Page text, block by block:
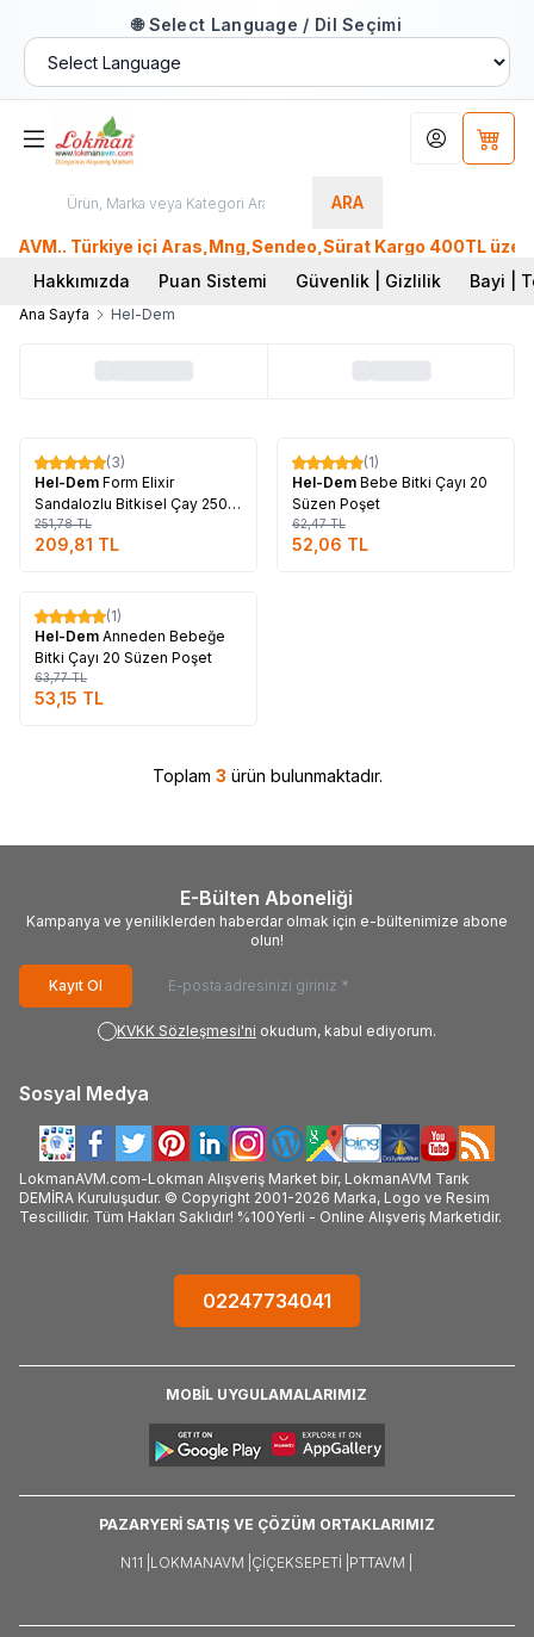
🌐 Select Language / Dil Seçimi
ARA
Hesabım
Türkiye içi Aras,Mng,Sendeo,Sürat Kargo 400TL üzeri,
Hakkımızda
Puan Sistemi Güvenlik | Gizlilik Bayi |
Ana Sayfa Hel-Dem
%17
(3)
Hel-Dem Form Elixir
Sandalozlu Bitkisel Çay 250
Gr
251,78TL
209,81 TL
%17
(1)
Hel-Dem Bebe Bitki Çayı 20
Süzen Poşet
62,47TL
52,06 TL
%17
(1)
Hel-Dem Anneden Bebeğe
Bitki Çayı 20 Süzen Poşet
63,77TL
53,15 TL
Toplam 3 ürün bulunmaktadır.
E-Bülten Aboneliği
Kampanya ve yeniliklerden haberdar olmak için e-bültenimize abone
olun!
Kayıt Ol
KVKK Sözleşmesi'ni okudum, kabul ediyorum.
Sosyal Medya
LokmanAVM.com-Lokman Alışveriş Market bir, LokmanAVM Tarık
DEMİRA Kuruluşudur. © Copyright 2001-2026 Marka, Logo ve Resim
Tescillidir. Tüm Hakları Saklıdır! %100Yerli - Online Alışveriş Marketidir.
02247734041
MOBİL UYGULAMALARIMIZ
PAZARYERİ SATIŞ VE ÇÖZÜM ORTAKLARIMIZ
N11 | LOKMANAVM | ÇIÇEKSEPETI | PTTAVM |